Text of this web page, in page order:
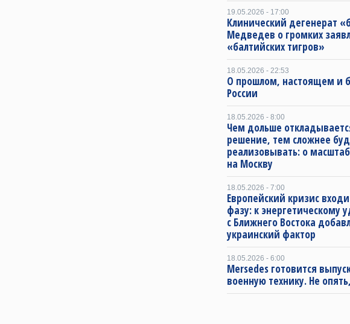
19.05.2026 - 17:00
Клинический дегенерат
Медведев о громких
«балтийских тигров»
18.05.2026 - 22:53
О прошлом, настоящем и
России
18.05.2026 - 8:00
Чем дольше
решение, тем сложнее
реализовывать: о
на Москву
18.05.2026 - 7:00
Европейский кризис
фазу: к энергетическому
с Ближнего Востока
украинский фактор
18.05.2026 - 6:00
Mersedes готовится
военную технику. Не